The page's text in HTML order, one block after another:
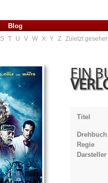
Blog
S T U V W X Y Z Zuletzt gesehen
EIN
Titel
Drehbuch
Regie
Darsteller